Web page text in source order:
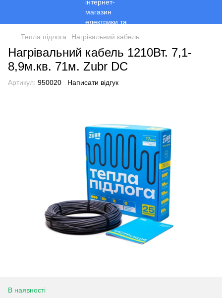
Тепла підлога Нагрівальний кабель
Нагрівальний кабель 1210Вт. 7,1-
8,9м.кв. 71м. Zubr DC
Артикул: 950020 Написати відгук
В наявності